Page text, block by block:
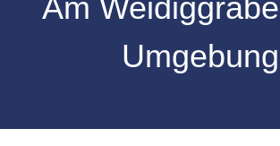
Am
Umgebung